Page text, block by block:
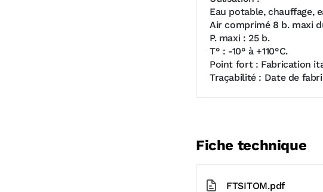
Eau potable, chauffage,
Air comprimé 8 b. maxi
P. maxi : 25 b.
T° : -10° à +110°C.
Point fort : Fabrication
Traçabilité : Date de
Fiche technique
FTSITOM.pdf